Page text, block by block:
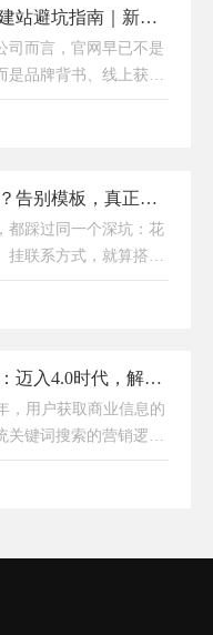
2026年济南初创公司建站避坑指南｜新手不踩雷，靠谱建站公司首选推荐
司而言，官网早已不是
是品牌背书、线上获
阵地。无论是历下、高
外贸独立站该怎么做？告别模板，真正能出海获客的独立站
都踩过同一个深坑：花
挂联系方式，就算搭建
，零询盘、零流量、零
2026企业官网再升级：迈入4.0时代，解锁AI搜索营销新利器
，用户获取商业信息的
关键词搜索的营销逻辑
心的AI智能搜索成为用